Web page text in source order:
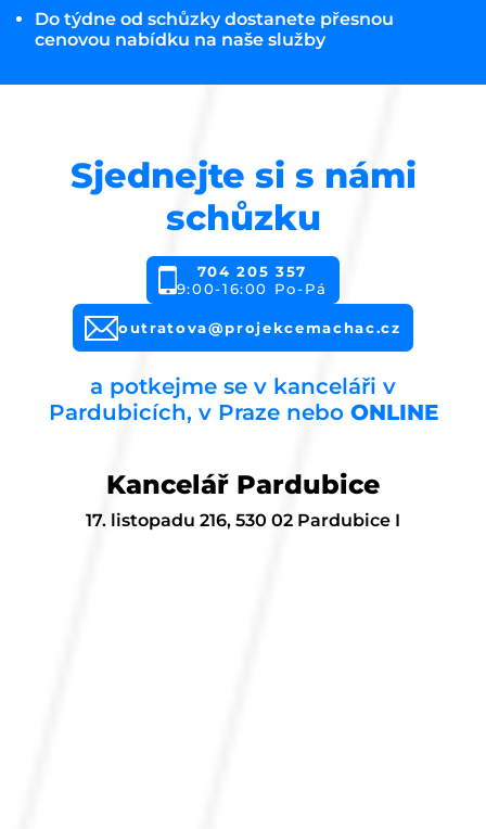
Do týdne od schůzky dostanete přesnou
cenovou nabídku na naše služby
Sjednejte si s námi
schůzku
704 205 357
9:00-16:00 Po-Pá
outratova@projekcemachac.cz
a potkejme se v kanceláři v
Pardubicích, v Praze nebo ONLINE
Kancelář Pardubice
17. listopadu 216, 530 02 Pardubice I